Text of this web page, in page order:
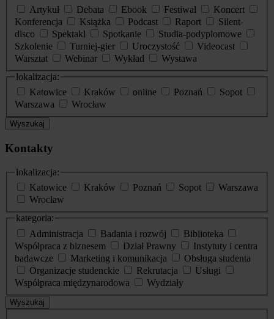
Artykuł
Debata Ebook Festiwal
Koncert
Konferencja
Książka Podcast Raport
Silent-
disco
Spektakl Spotkanie
Studia-podyplomowe
Szkolenie
Turniej-gier Uroczystość
Videocast
Warsztat
Webinar Wykład
Wystawa
lokalizacja:
Katowice
Kraków online Poznań
Sopot
Warszawa
Wrocław
Wyszukaj
Kontakty
lokalizacja:
Katowice
Kraków Poznań Sopot
Warszawa
Wrocław
kategoria:
Administracja
Badania i rozwój
Biblioteka
Współpraca z biznesem
Dział Prawny
Instytuty i centra
badawcze
Marketing i komunikacja
Obsługa studenta
Organizacje studenckie
Rekrutacja
Usługi
Współpraca międzynarodowa
Wydziały
Wyszukaj